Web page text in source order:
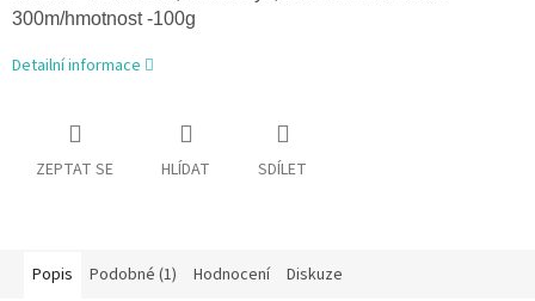
300m/hmotnost -100g
Detailní informace
ZEPTAT SE HLÍDAT SDÍLET
Popis Podobné (1) Hodnocení Diskuze